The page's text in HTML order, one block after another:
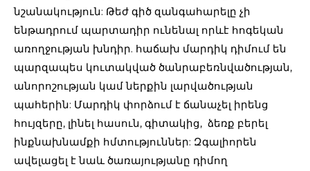
նշանակություն: Թեժ գիծ զանգահարելը չի
ենթադրում պարտադիր ունենալ որևէ հոգեկան
առողջության խնդիր. հաճախ մարդիկ դիմում են
պարզապես կուտակված ծանրաբեռնվածության,
անորոշության կամ ներքին լարվածության
պահերին: Մարդիկ փորձում է ճանաչել իրենց
հույզերը, լինել հասուն, գիտակից, ձեռք բերել
ինքնախնամքի հմտություններ: Զգալիորեն
ավելացել է նաև ծառայությանը դիմող